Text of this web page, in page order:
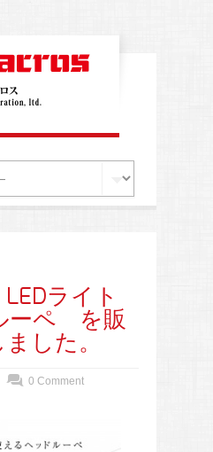
LEDライト
ーペ を販
した。
0 Comment